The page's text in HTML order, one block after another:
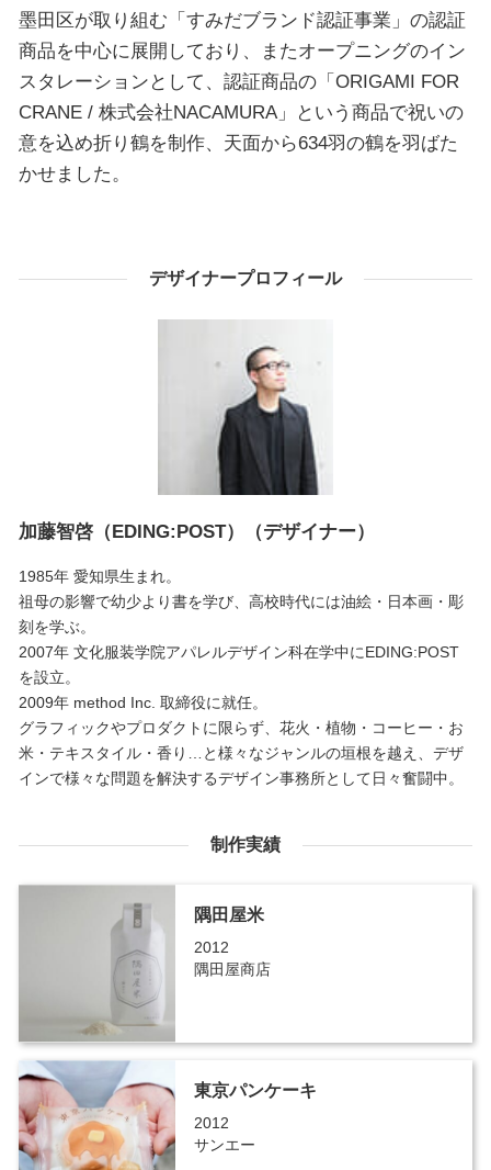
墨田区が取り組む「すみだブランド認証事業」の認証
商品を中心に展開しており、またオープニングのイン
スタレーションとして、認証商品の「ORIGAMI FOR
CRANE / 株式会社NACAMURA」という商品で祝いの
意を込め折り鶴を制作、天面から634羽の鶴を羽ばた
かせました。
デザイナープロフィール
加藤智啓（EDING:POST）（デザイナー）
1985年 愛知県生まれ。
祖母の影響で幼少より書を学び、高校時代には油絵・日本画・彫
刻を学ぶ。
2007年 文化服装学院アパレルデザイン科在学中にEDING:POST
を設立。
2009年 method Inc. 取締役に就任。
グラフィックやプロダクトに限らず、花火・植物・コーヒー・お
米・テキスタイル・香り…と様々なジャンルの垣根を越え、デザ
インで様々な問題を解決するデザイン事務所として日々奮闘中。
制作実績
隅田屋米
2012
隅田屋商店
東京パンケーキ
2012
サンエー